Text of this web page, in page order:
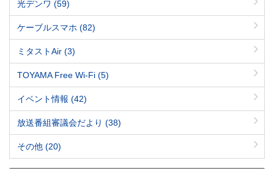
光デンワ (59)
ケーブルスマホ (82)
ミタストAir (3)
TOYAMA Free Wi-Fi (5)
イベント情報 (42)
放送番組審議会だより (38)
その他 (20)